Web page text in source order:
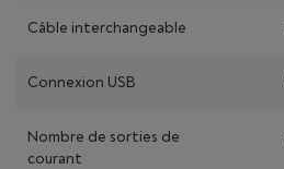
Câble interchangeable
Connexion USB
Nombre de sorties de
courant